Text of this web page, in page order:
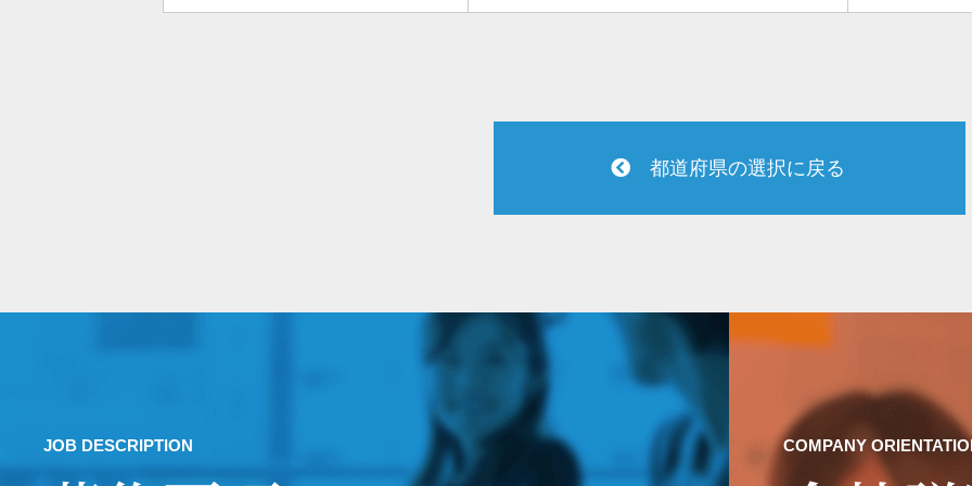
都道府県の選択に戻る
JOB DESCRIPTION COMPANY